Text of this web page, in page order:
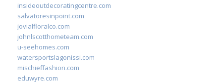
insideoutdecoratingcentre.com
salvatoresinpoint.com
jovialfloralco.com
johnlscotthometeam.com
u-seehomes.com
watersportslagonissi.com
mischieffashion.com
eduwyre.com